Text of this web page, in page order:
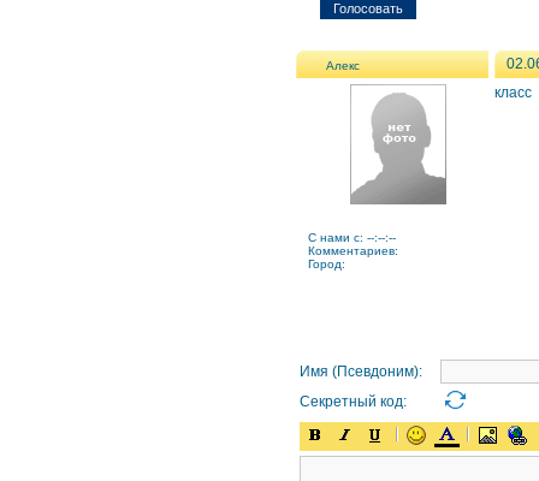
Алекс
C нами с: --:--:--
Комментариев:
Город:
класс
Имя (Псевдоним):
Секретный код: